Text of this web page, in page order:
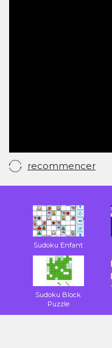
recommencer
Sudoku Enfant
Sudoku Block
Puzzle